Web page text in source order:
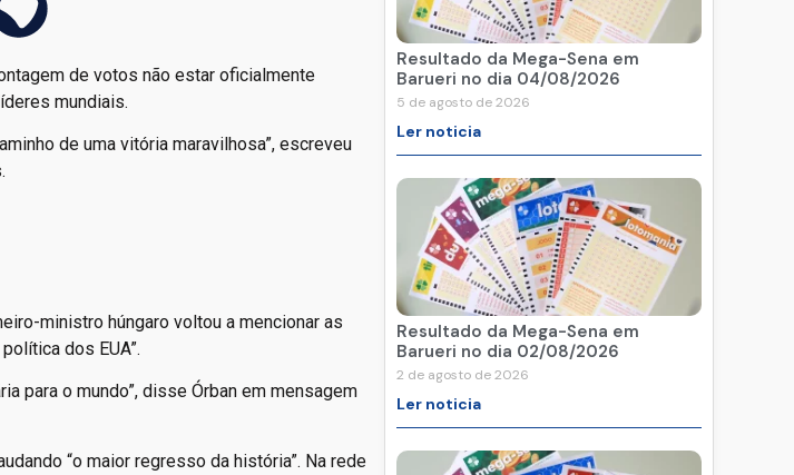
de votos não estar oficialmente
mundiais.
de uma vitória maravilhosa”, escreveu
ministro húngaro voltou a mencionar as
dos EUA”.
para o mundo”, disse Órban em mensagem
“o maior regresso da história”. Na rede
Resultado da Mega-Sena em
Barueri no dia 04/08/2026
5 de agosto de 2026
Ler noticia
Resultado da Mega-Sena em
Barueri no dia 02/08/2026
2 de agosto de 2026
Ler noticia